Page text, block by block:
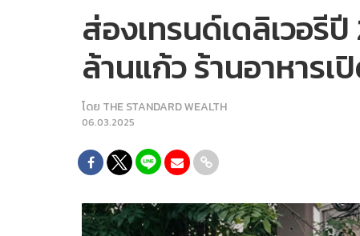
ส่องเทรนด์เดลิเวอรี
ล้านแก้ว ร้านอาหารเปิ
โดย THE STANDARD WEALTH
06.03.2025